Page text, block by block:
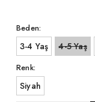
Beden:
3-4 Yaş 4-5 Yaş
Renk:
Siyah